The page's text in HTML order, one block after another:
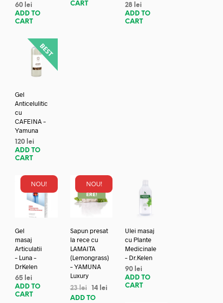
60 lei
ADD TO
CART
CART
28 lei
ADD TO
CART
Gel
Anticelulitic
cu
CAFEINA –
Yamuna
120 lei
ADD TO
CART
NOU!
Gel
masaj
Articulatii
– Luna –
DrKelen
65 lei
ADD TO
CART
NOU!
REDUC
ERE!
Sapun presat
la rece cu
LAMAITA
(Lemongrass)
– YAMUNA
Luxury
23lei 14 lei
ADD TO
Ulei masaj
cu Plante
Medicinale
– Dr.Kelen
90 lei
ADD TO
CART